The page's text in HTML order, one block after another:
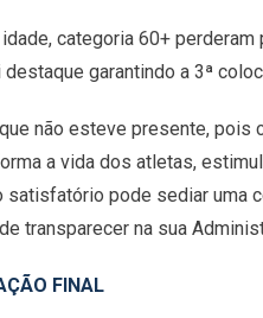
categoria 60+
garantindo a 3ª
não esteve presente, pois
a vida dos atletas,
satisfatório pode sediar uma
transparecer na sua
FINAL